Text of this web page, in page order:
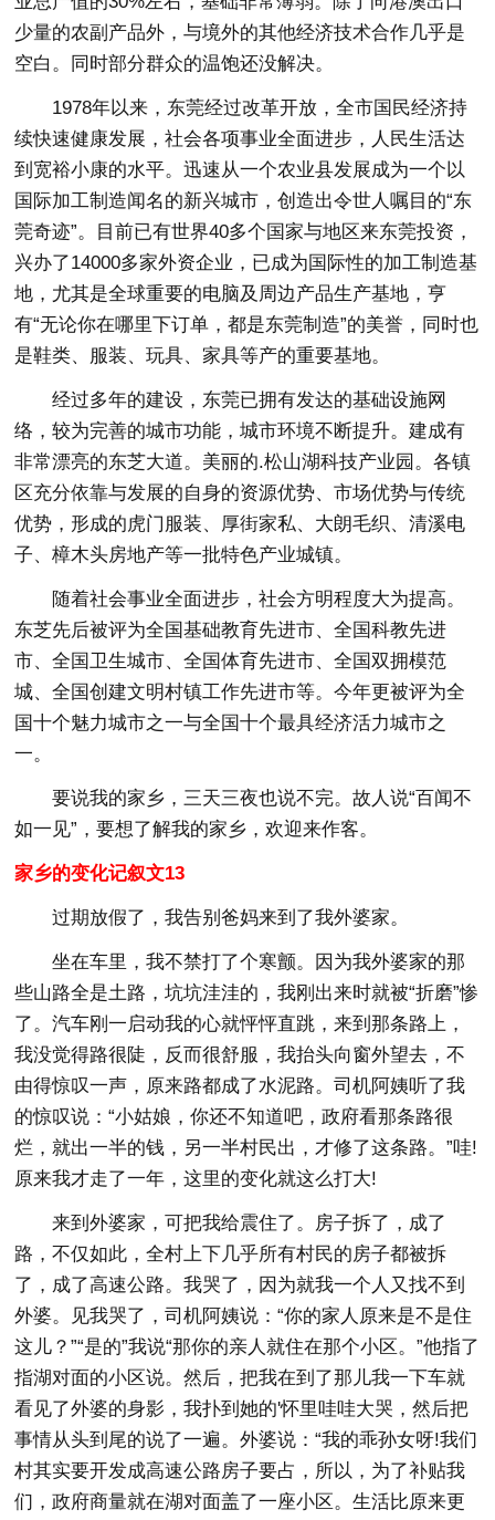
少量的农副产品外，与境外的其他经济技术合作几乎是
空白。同时部分群众的温饱还没解决。
1978年以来，东莞经过改革开放，全市国民经济持
续快速健康发展，社会各项事业全面进步，人民生活达
到宽裕小康的水平。迅速从一个农业县发展成为一个以
国际加工制造闻名的新兴城市，创造出令世人嘱目的“东
莞奇迹”。目前已有世界40多个国家与地区来东莞投资，
兴办了14000多家外资企业，已成为国际性的加工制造基
地，尤其是全球重要的电脑及周边产品生产基地，亨
有“无论你在哪里下订单，都是东莞制造”的美誉，同时也
是鞋类、服装、玩具、家具等产的重要基地。
经过多年的建设，东莞已拥有发达的基础设施网
络，较为完善的城市功能，城市环境不断提升。建成有
非常漂亮的东芝大道。美丽的.松山湖科技产业园。各镇
区充分依靠与发展的自身的资源优势、市场优势与传统
优势，形成的虎门服装、厚街家私、大朗毛织、清溪电
子、樟木头房地产等一批特色产业城镇。
随着社会事业全面进步，社会方明程度大为提高。
东芝先后被评为全国基础教育先进市、全国科教先进
市、全国卫生城市、全国体育先进市、全国双拥模范
城、全国创建文明村镇工作先进市等。今年更被评为全
国十个魅力城市之一与全国十个最具经济活力城市之
一。
要说我的家乡，三天三夜也说不完。故人说“百闻不
如一见”，要想了解我的家乡，欢迎来作客。
家乡的变化记叙文13
过期放假了，我告别爸妈来到了我外婆家。
坐在车里，我不禁打了个寒颤。因为我外婆家的那
些山路全是土路，坑坑洼洼的，我刚出来时就被“折磨”惨
了。汽车刚一启动我的心就怦怦直跳，来到那条路上，
我没觉得路很陡，反而很舒服，我抬头向窗外望去，不
由得惊叹一声，原来路都成了水泥路。司机阿姨听了我
的惊叹说：“小姑娘，你还不知道吧，政府看那条路很
烂，就出一半的钱，另一半村民出，才修了这条路。”哇!
原来我才走了一年，这里的变化就这么打大!
来到外婆家，可把我给震住了。房子拆了，成了
路，不仅如此，全村上下几乎所有村民的房子都被拆
了，成了高速公路。我哭了，因为就我一个人又找不到
外婆。见我哭了，司机阿姨说：“你的家人原来是不是住
这儿？”“是的”我说“那你的亲人就住在那个小区。”他指了
指湖对面的小区说。然后，把我在到了那儿我一下车就
看见了外婆的身影，我扑到她的'怀里哇哇大哭，然后把
事情从头到尾的说了一遍。外婆说：“我的乖孙女呀!我们
村其实要开发成高速公路房子要占，所以，为了补贴我
们，政府商量就在湖对面盖了一座小区。生活比原来更